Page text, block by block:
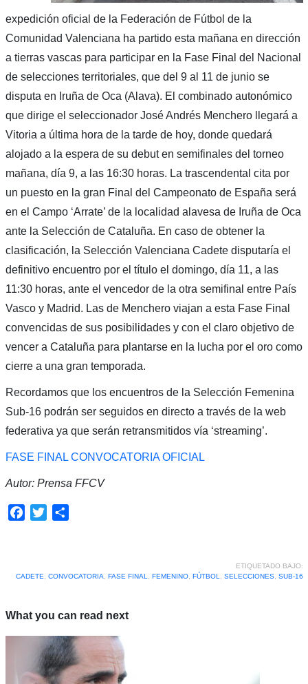
expedición oficial de la Federación de Fútbol de la
Comunidad Valenciana ha partido esta mañana en dirección
a tierras vascas para participar en la Fase Final del Nacional
de selecciones territoriales, que del 9 al 11 de junio se
disputa en Iruña de Oca (Alava). El combinado autonómico
que dirige el seleccionador José Andrés Menchero llegará a
Vitoria a última hora de la tarde de hoy, donde quedará
alojado a la espera de su debut en semifinales del torneo
mañana, día 9, a las 16:30 horas. La trascendental cita por
un puesto en la gran Final del Campeonato de España será
en el Campo ‘Arrate’ de la localidad alavesa de Iruña de Oca
ante la Selección de Cataluña. En caso de obtener la
clasificación, la Selección Valenciana Cadete disputaría el
definitivo encuentro por el título el domingo, día 11, a las
11:30 horas, ante el vencedor de la otra semifinal entre País
Vasco y Madrid. Las de Menchero viajan a esta Fase Final
convencidas de sus posibilidades y con el claro objetivo de
vencer a Cataluña para plantarse en la lucha por el oro como
cierre a una gran temporada.
Recordamos que los encuentros de la Selección Femenina
Sub-16 podrán ser seguidos en directo a través de la web
federativa ya que serán retransmitidos vía ‘streaming’.
FASE FINAL CONVOCATORIA OFICIAL
Autor: Prensa FFCV
Facebook
Twitter
ETIQUETADO BAJO:
CADETE
CONVOCATORIA FASE FINAL FEMENINO, FÚTBOL SELECCIONES, SUB-16
What you can read next